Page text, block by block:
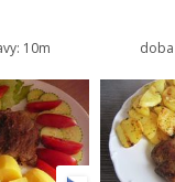
10m